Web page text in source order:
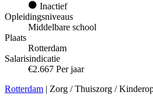
Inactief
Opleidingsniveaus
Middelbare school
Plaats
Rotterdam
Salarisindicatie
€2.667 Per jaar
Rotterdam | Zorg / Thuiszorg /